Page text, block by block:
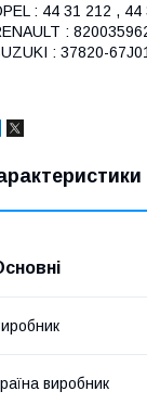
: 44 31 212 , 44
:
: 37820-
виробник